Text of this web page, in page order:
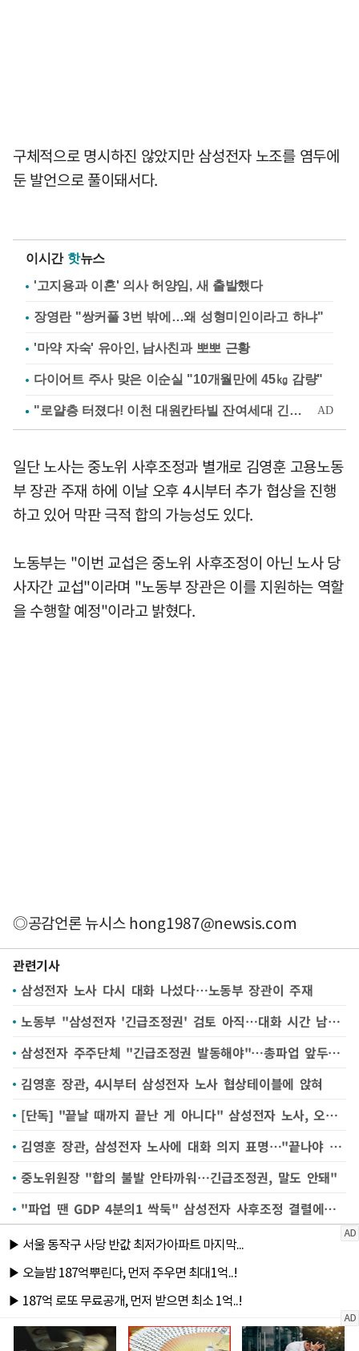
구체적으로 명시하진 않았지만 삼성전자 노조를 염두에
둔 발언으로 풀이돼서다.
이시간 핫뉴스
'고지용과 이혼' 의사 허양임, 새 출발했다
장영란 "쌍커풀 3번 밖에…왜 성형미인이라고 하냐"
'마약 자숙' 유아인, 남사친과 뽀뽀 근황
다이어트 주사 맞은 이순실 "10개월만에 45㎏ 감량"
일단 노사는 중노위 사후조정과 별개로 김영훈 고용노동
부 장관 주재 하에 이날 오후 4시부터 추가 협상을 진행
하고 있어 막판 극적 합의 가능성도 있다.
노동부는 "이번 교섭은 중노위 사후조정이 아닌 노사 당
사자간 교섭"이라며 "노동부 장관은 이를 지원하는 역할
을 수행할 예정"이라고 밝혔다.
◎공감언론 뉴시스hong1987@newsis.com
관련기사
삼성전자 노사 다시 대화 나섰다…노동부 장관이 주재
노동부 "삼성전자 '긴급조정권' 검토 아직…대화 시간 남아있다"
삼성전자 주주단체 "긴급조정권 발동해야"…총파업 앞두고 탄원서 모집
김영훈 장관, 4시부터 삼성전자 노사 협상테이블에 앉혀
[단독] "끝날 때까지 끝난 게 아니다" 삼성전자 노사, 오늘 저녁 '벼랑 끝' 추가 협상 가능성
김영훈 장관, 삼성전자 노사에 대화 의지 표명…"끝나야 끝난다"
중노위원장 "합의 불발 안타까워…긴급조정권, 말도 안돼"
"파업 땐 GDP 4분의1 싹둑" 삼성전자 사후조정 결렬에…정부 '긴급조정권' 임박하나